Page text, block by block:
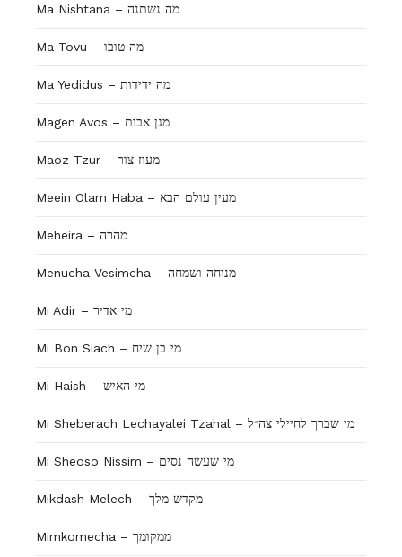
Ma Nishtana – מה נשתנה
Ma Tovu – מה טובו
Ma Yedidus – מה ידידות
Magen Avos – מגן אבות
Maoz Tzur – מעוז צור
Meein Olam Haba – מעין עולם הבא
Meheira – מהרה
Menucha Vesimcha – מנוחה ושמחה
Mi Adir – מי אדיר
Mi Bon Siach – מי בן שיח
Mi Haish – מי האיש
Mi Sheberach Lechayalei Tzahal – מי שברך לחיילי צה״ל
Mi Sheoso Nissim – מי שעשה נסים
Mikdash Melech – מקדש מלך
Mimkomecha – ממקומך